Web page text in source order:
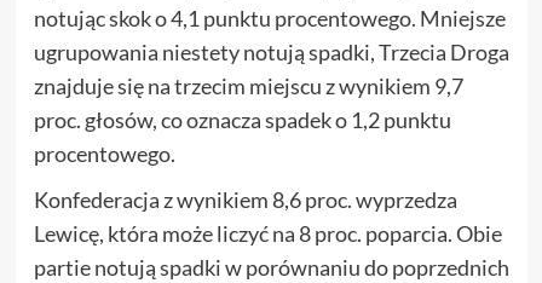
notując skok o 4,1 punktu procentowego. Mniejsze
ugrupowania niestety notują spadki, Trzecia Droga
znajduje się na trzecim miejscu z wynikiem 9,7
proc. głosów, co oznacza spadek o 1,2 punktu
procentowego.
Konfederacja z wynikiem 8,6 proc. wyprzedza
Lewicę, która może liczyć na 8 proc. poparcia. Obie
partie notują spadki w porównaniu do poprzednich